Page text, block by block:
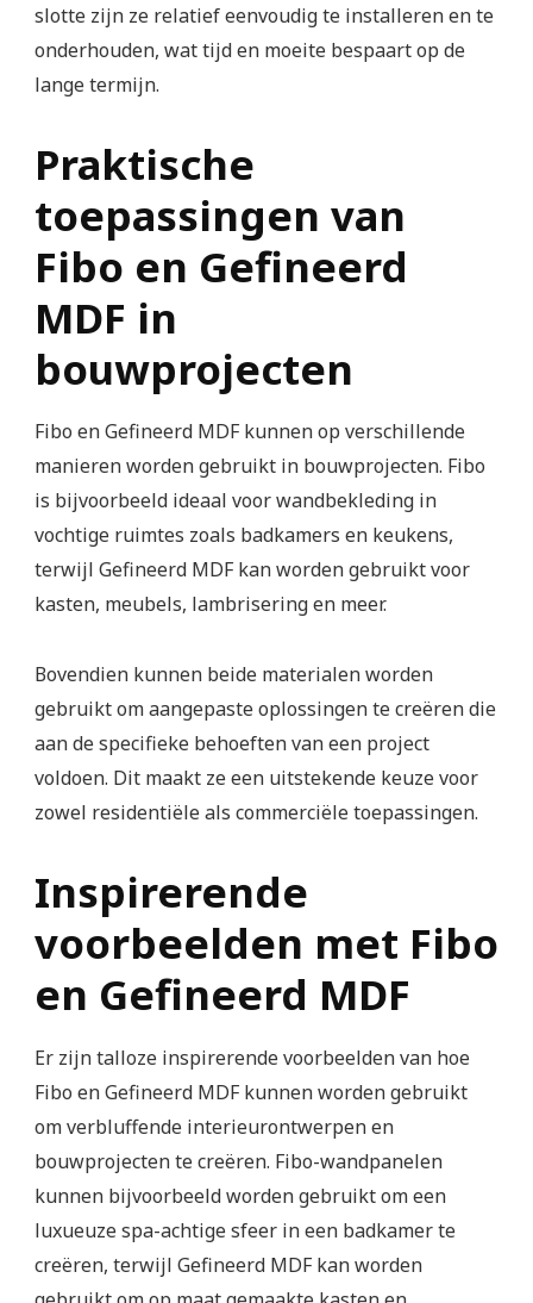
slotte zijn ze relatief eenvoudig te installeren en te
onderhouden, wat tijd en moeite bespaart op de
lange termijn.
Praktische
toepassingen van
Fibo en Gefineerd
MDF in
bouwprojecten
Fibo en Gefineerd MDF kunnen op verschillende
manieren worden gebruikt in bouwprojecten. Fibo
is bijvoorbeeld ideaal voor wandbekleding in
vochtige ruimtes zoals badkamers en keukens,
terwijl Gefineerd MDF kan worden gebruikt voor
kasten, meubels, lambrisering en meer.
Bovendien kunnen beide materialen worden
gebruikt om aangepaste oplossingen te creëren die
aan de specifieke behoeften van een project
voldoen. Dit maakt ze een uitstekende keuze voor
zowel residentiële als commerciële toepassingen.
Inspirerende
voorbeelden met Fibo
en Gefineerd MDF
Er zijn talloze inspirerende voorbeelden van hoe
Fibo en Gefineerd MDF kunnen worden gebruikt
om verbluffende interieurontwerpen en
bouwprojecten te creëren. Fibo-wandpanelen
kunnen bijvoorbeeld worden gebruikt om een
luxueuze spa-achtige sfeer in een badkamer te
creëren, terwijl Gefineerd MDF kan worden